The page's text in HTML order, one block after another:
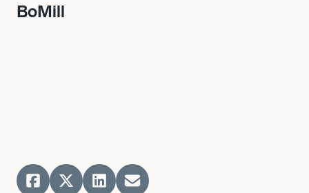
BoMill